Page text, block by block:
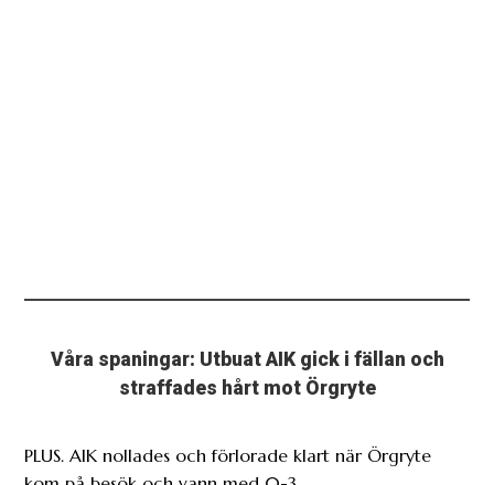
Våra spaningar: Utbuat AIK gick i fällan och
straffades hårt mot Örgryte
PLUS. AIK nollades och förlorade klart när Örgryte